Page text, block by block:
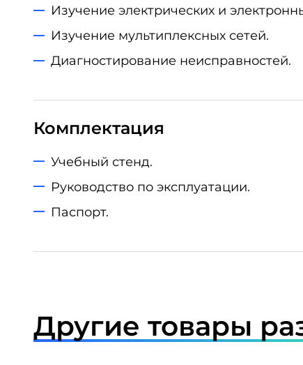
Изучение электрических и
Изучение мультиплексных сетей.
Диагностирование неисправностей.
Комплектация
Учебный стенд.
Руководство по эксплуатации.
Паспорт.
Другие товары